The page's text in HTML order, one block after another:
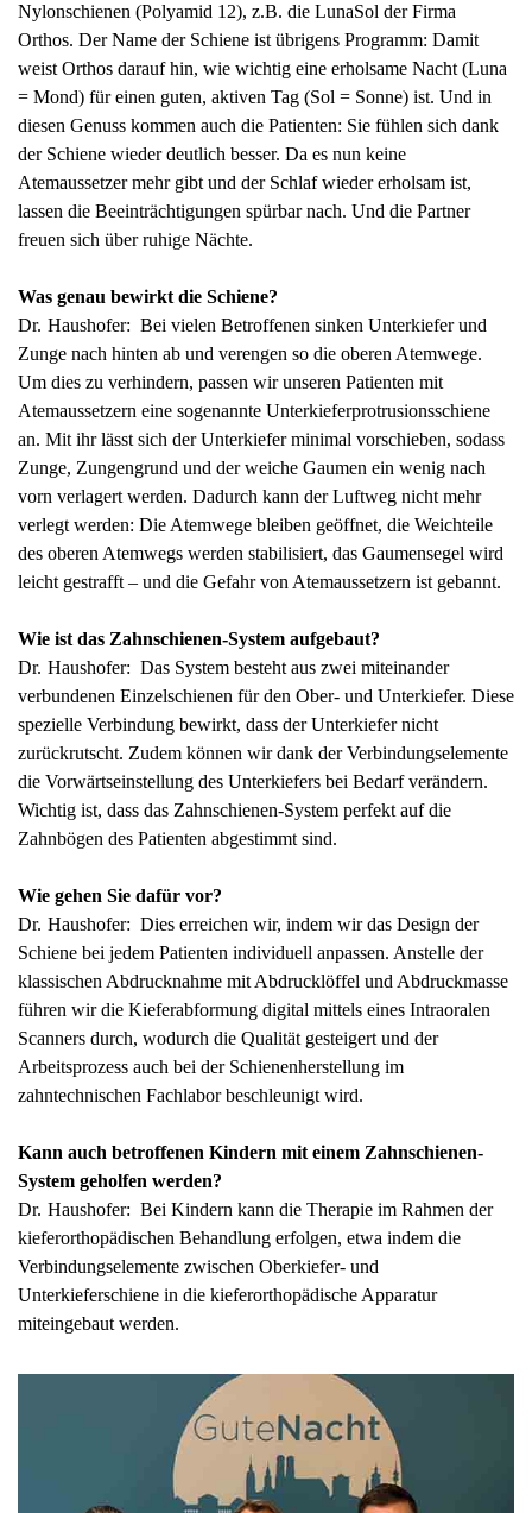
Nylonschienen (Polyamid 12), z.B. die LunaSol der Firma
Orthos. Der Name der Schiene ist übrigens Programm: Damit
weist Orthos darauf hin, wie wichtig eine erholsame Nacht (Luna
= Mond) für einen guten, aktiven Tag (Sol = Sonne) ist. Und in
diesen Genuss kommen auch die Patienten: Sie fühlen sich dank
der Schiene wieder deutlich besser. Da es nun keine
Atemaussetzer mehr gibt und der Schlaf wieder erholsam ist,
lassen die Beeinträchtigungen spürbar nach. Und die Partner
freuen sich über ruhige Nächte.
Was genau bewirkt die Schiene?
Dr. Haushofer: Bei vielen Betroffenen sinken Unterkiefer und
Zunge nach hinten ab und verengen so die oberen Atemwege.
Um dies zu verhindern, passen wir unseren Patienten mit
Atemaussetzern eine sogenannte Unterkieferprotrusionsschiene
an. Mit ihr lässt sich der Unterkiefer minimal vorschieben, sodass
Zunge, Zungengrund und der weiche Gaumen ein wenig nach
vorn verlagert werden. Dadurch kann der Luftweg nicht mehr
verlegt werden: Die Atemwege bleiben geöffnet, die Weichteile
des oberen Atemwegs werden stabilisiert, das Gaumensegel wird
leicht gestrafft – und die Gefahr von Atemaussetzern ist gebannt.
Wie ist das Zahnschienen-System aufgebaut?
Dr. Haushofer: Das System besteht aus zwei miteinander
verbundenen Einzelschienen für den Ober- und Unterkiefer. Diese
spezielle Verbindung bewirkt, dass der Unterkiefer nicht
zurückrutscht. Zudem können wir dank der Verbindungselemente
die Vorwärtseinstellung des Unterkiefers bei Bedarf verändern.
Wichtig ist, dass das Zahnschienen-System perfekt auf die
Zahnbögen des Patienten abgestimmt sind.
Wie gehen Sie dafür vor?
Dr. Haushofer: Dies erreichen wir, indem wir das Design der
Schiene bei jedem Patienten individuell anpassen. Anstelle der
klassischen Abdrucknahme mit Abdrucklöffel und Abdruckmasse
führen wir die Kieferabformung digital mittels eines Intraoralen
Scanners durch, wodurch die Qualität gesteigert und der
Arbeitsprozess auch bei der Schienenherstellung im
zahntechnischen Fachlabor beschleunigt wird.
Kann auch betroffenen Kindern mit einem Zahnschienen-
System geholfen werden?
Dr. Haushofer: Bei Kindern kann die Therapie im Rahmen der
kieferorthopädischen Behandlung erfolgen, etwa indem die
Verbindungselemente zwischen Oberkiefer- und
Unterkieferschiene in die kieferorthopädische Apparatur
miteingebaut werden.